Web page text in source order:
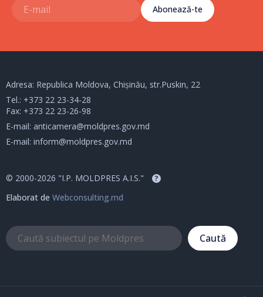
Abonează-te
Adresa: Republica Moldova, Chișinău, str.Puskin, 22
Tel.: +373 22 23-34-28
Fax: +373 22 23-26-98
E-mail: anticamera@moldpres.gov.md
E-mail: inform@moldpres.gov.md
© 2000-2026 "I.P. MOLDPRES A.I.S." ?
Elaborat de Webconsulting.md
Caută